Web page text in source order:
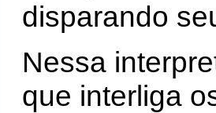
disparando
Nessa
que interliga